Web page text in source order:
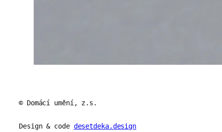
© Domácí umění, z.s.
Design & code desetdeka.design